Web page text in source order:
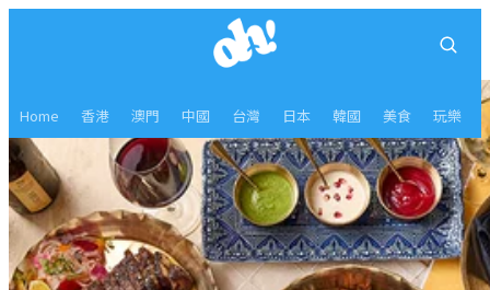
Home 香港 澳門 中國 台灣 日本 韓國 美食 玩樂